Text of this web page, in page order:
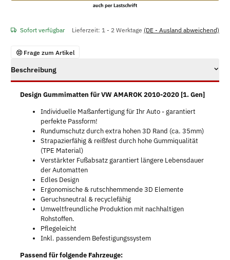
Sofort verfügbar Lieferzeit: 1 - 2 Werktage (DE - Ausland abweichend)
Frage zum Artikel
Beschreibung
Design Gummimatten für VW AMAROK 2010-2020 [1. Gen]
Individuelle Maßanfertigung für Ihr Auto - garantiert
perfekte Passform!
Rundumschutz durch extra hohen 3D Rand (ca. 35mm)
Strapazierfähig & reißfest durch hohe Gummiqualität
(TPE Material)
Verstärkter Fußabsatz garantiert längere Lebensdauer
der Automatten
Edles Design
Ergonomische & rutschhemmende 3D Elemente
Geruchsneutral & recyclefähig
Umweltfreundliche Produktion mit nachhaltigen
Rohstoffen.
Pflegeleicht
Inkl. passendem Befestigungssystem
Passend für folgende Fahrzeuge: